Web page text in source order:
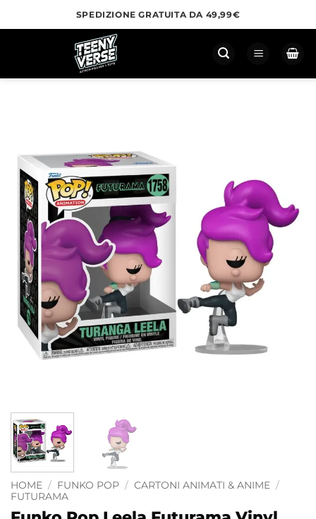
ai
SPEDIZIONE GRATUITA DA 49,99€
HOME / FUNKO POP / CARTONI ANIMATI & ANIME /
FUTURAMA